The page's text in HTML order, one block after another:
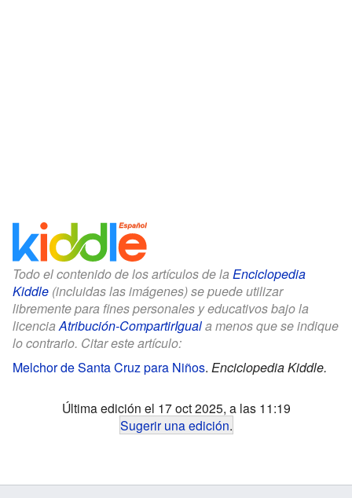
Todo el contenido de los artículos de la Enciclopedia
Kiddle (incluidas las imágenes) se puede utilizar
libremente para fines personales y educativos bajo la
licencia Atribución-CompartirIguala menos que se indique
lo contrario. Citar este artículo:
Melchor de Santa Cruz para Niños. Enciclopedia Kiddle.
Última edición el 17 oct 2025, a las 11:19
Sugerir una edición.